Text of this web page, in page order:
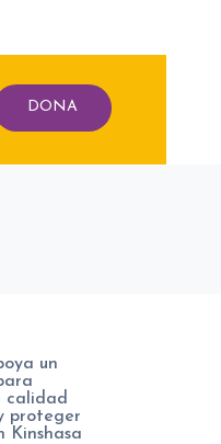
DONA
un
calidad
proteger
Kinshasa